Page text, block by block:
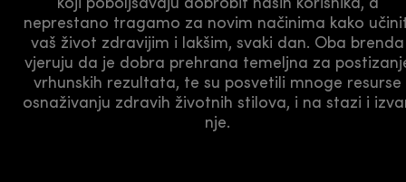
koji poboljšavaju dobrobit naših korisnika, a
neprestano tragamo za novim načinima kako
vaš život zdravijim i lakšim, svaki dan. Oba brenda
vjeruju da je dobra prehrana temeljna za
vrhunskih rezultata, te su posvetili mnoge resurse
osnaživanju zdravih životnih stilova, i na stazi i
nje.